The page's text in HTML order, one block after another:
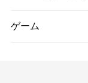
ゲーム